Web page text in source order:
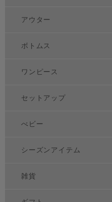
アウター
ボトムス
ワンピース
セットアップ
べビー
シーズンアイテム
雑貨